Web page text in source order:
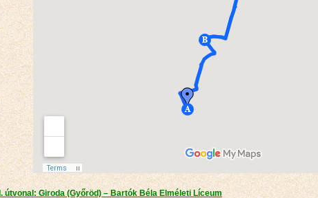
II. útvonal: Giroda (Győröd) – Bartók Béla Elméleti Líceum